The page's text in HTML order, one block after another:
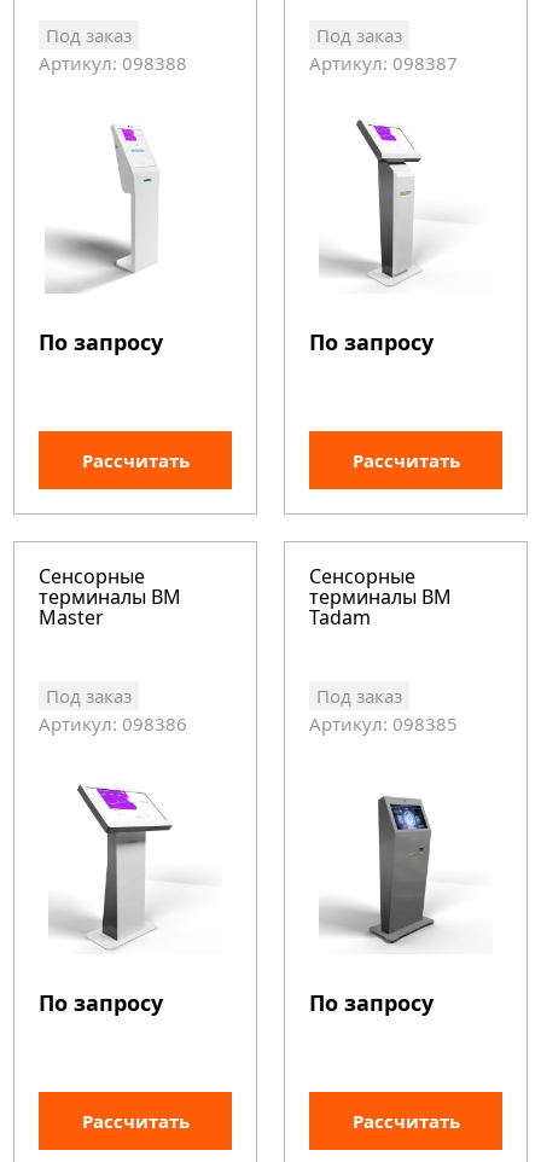
Под заказ
Артикул: 098388
По запросу
Рассчитать
Под заказ
Артикул: 098387
По запросу
Рассчитать
Сенсорные
терминалы BM
Master
Под заказ
Артикул: 098386
По запросу
Рассчитать
Сенсорные
терминалы BM
Tadam
Под заказ
Артикул: 098385
По запросу
Рассчитать